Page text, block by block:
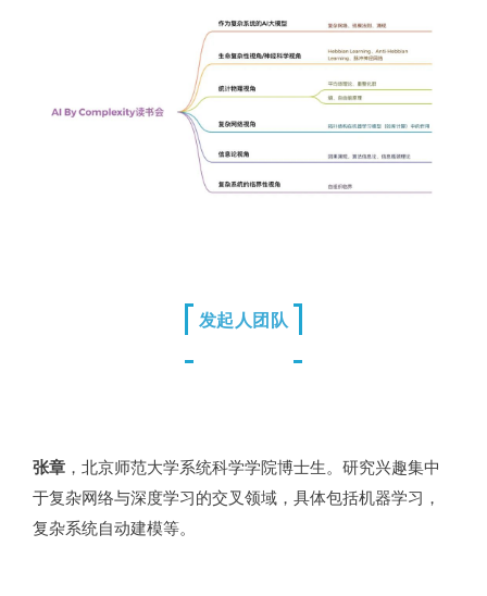
发起人团队
张章 ，北京师范大学系统科学学院博士生。研究兴趣集中
于复杂网络与深度学习的交叉领域，具体包括机器学习，
复杂系统自动建模等。